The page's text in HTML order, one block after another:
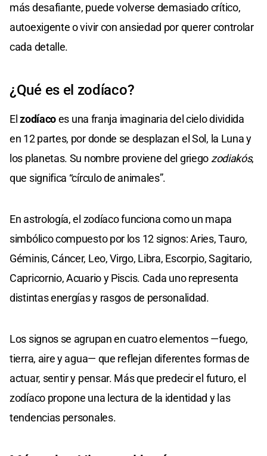
más desafiante, puede volverse demasiado crítico,
autoexigente o vivir con ansiedad por querer controlar
cada detalle.
¿Qué es el zodíaco?
Elzodíacoes una franja imaginaria del cielo dividida
en 12 partes, por donde se desplazan el Sol, la Luna y
los planetas. Su nombre proviene del griego zodiakós,
que significa “círculo de animales”.
En astrología, el zodíaco funciona como un mapa
simbólico compuesto por los 12 signos: Aries, Tauro,
Géminis, Cáncer, Leo, Virgo, Libra, Escorpio, Sagitario,
Capricornio, Acuario y Piscis. Cada uno representa
distintas energías y rasgos de personalidad.
Los signos se agrupan en cuatro elementos —fuego,
tierra, aire y agua— que reflejan diferentes formas de
actuar, sentir y pensar. Más que predecir el futuro, el
zodíaco propone una lectura de la identidad y las
tendencias personales.